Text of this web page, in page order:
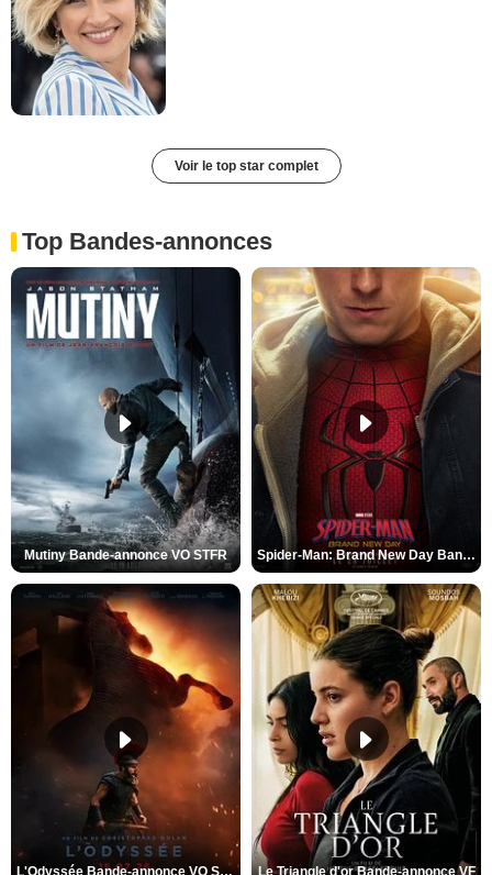
Voir le top star complet
Top Bandes-annonces
Mutiny Bande-annonce VO STFR Spider-Man: Brand New Day Bande-annonce VO STFR
L'Odyssée Bande-annonce VO STFR Le Triangle d'or Bande-annonce VF